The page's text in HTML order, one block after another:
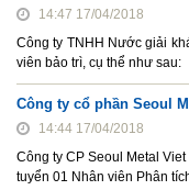
14:47 17/04/2018
Công ty TNHH Nước giải
viên bảo trì, cụ thể như sau:
Công ty cổ phần Seoul
14:44 17/04/2018
Công ty CP Seoul Metal
tuyển 01 Nhân viên Phân